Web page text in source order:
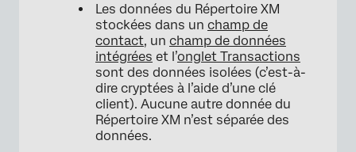
Les données du Répertoire XM
stockées dans un champ de
contact, un champ de données
intégrées et l’onglet Transactions
sont des données isolées (c’est-à-
dire cryptées à l’aide d’une clé
client). Aucune autre donnée du
Répertoire XM n’est séparée des
données.